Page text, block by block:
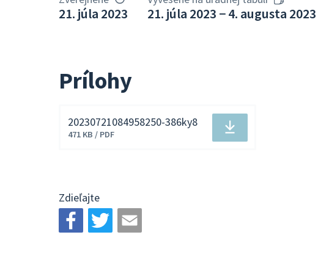
21. júla 2023 21. júla 2023 − 4. augusta 2023
Prílohy
Stiahnuť
20230721084958250-386ky8
471 KB / PDF
Zdieľajte